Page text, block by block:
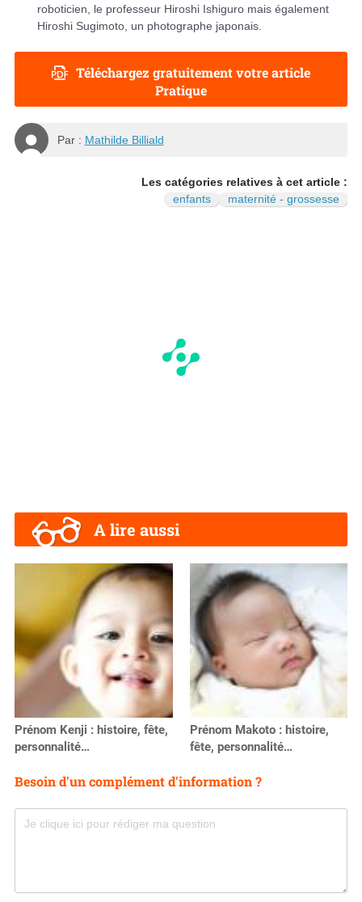
roboticien, le professeur Hiroshi Ishiguro mais également
Hiroshi Sugimoto, un photographe japonais.
Téléchargez gratuitement votre article
Pratique
Par : Mathilde Billiald
Les catégories relatives à cet article :
enfants
maternité - grossesse
A lire aussi
Prénom Kenji : histoire, fête,
personnalité…
Prénom Makoto : histoire,
fête, personnalité…
Besoin d'un complément d'information ?